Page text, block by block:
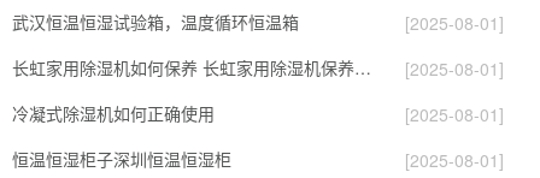
武汉恒温恒湿试验箱，温度循环恒温箱
[2025-08-01]
长虹家用除湿机如何保养 长虹家用除湿机保养方法【详解】
[2025-08-01]
冷凝式除湿机如何正确使用
[2025-08-01]
恒温恒湿柜子深圳恒温恒湿柜
[2025-08-01]